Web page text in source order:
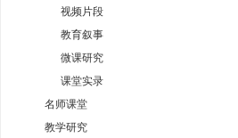
视频片段
教育叙事
微课研究
课堂实录
名师课堂
教学研究